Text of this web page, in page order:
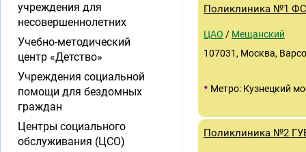
Поликлиника №1
ЦАО / Мещанский
107031, Москва,
• Метро: Кузнецкий
Поликлиника №2
учреждения для
несовершеннолетних
Учебно-методический
центр «Детство»
Учреждения социальной
помощи для бездомных
граждан
Центры социального
обслуживания (ЦСО)